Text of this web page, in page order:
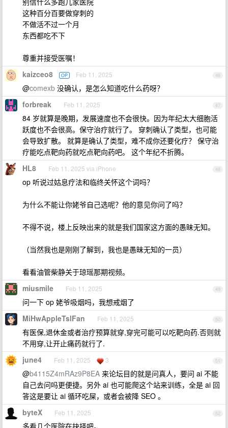
这种百分百要做穿刺的
不做活不过一个月
东西都吃不下
尊重并接受医嘱！
46
kaizceo8 OP Feb 11, 2025
@comexb 没确认，是怎么知道吃什么药呀？
47
forbreak Feb 11, 2025
84 岁就算是晚期，发展速度也不会很快。因为年纪太大细胞活
跃度也不会很高。保守治疗就行了。 穿刺确认了类型，也可能
会导致扩散。 就算是确认了类型，难不成你还要化疗？ 保守治
疗能吃点靶向药就吃点靶向药吧。 这个年纪不折腾。
48
HL8 Feb 11, 2025 via iPhone
op 听说过姑息疗法和临终关怀这个词吗？
为什么不能让你姥爷自己选呢？他的意见你问了吗？
不得不说，楼上反映出来的就是我们国家这方面的愚昧无知。
（当然我也是刚刚了解到，我也是愚昧无知的一员）
看看油管柴静关于琼瑶那期视频。
49
miusmile Feb 11, 2025
问一下 op 姥爷吸烟吗，我想戒烟了
50
MiHwAppleTslFan Feb 11, 2025
有医保,退休金或者治疗预算就穿,穿完可能可以吃靶向药.否则就
不用穿,让开止痛药就行了.
51
june4 Feb 11, 2025 3
@b4115Z4mRAz9P8EA 来论坛目的就是问真人，要问 ai 不能
自己去问吗更便捷。另外 ai 也可能爬这个站来训练，全是 ai 回
答这是要让 ai 循环吃屎，或者会被降 SEO 。
52
byteX Feb 11, 2025
多看几个医院在抉择吧。